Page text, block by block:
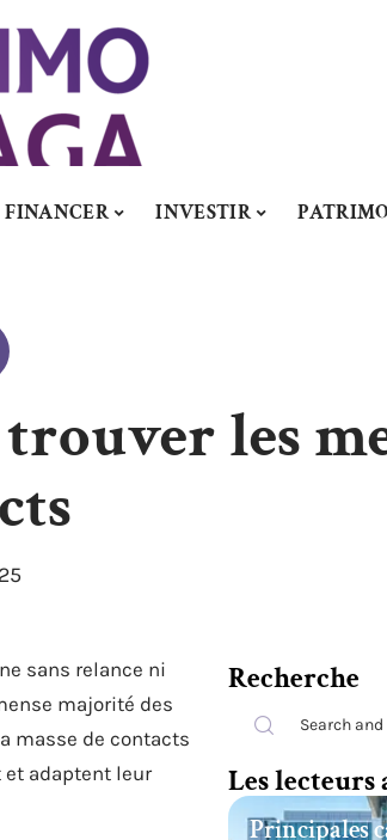
FINANCER INVESTIR
les
sans relance ni
majorité des
masse de contacts
et adaptent leur
Recherche
Les lecteurs
Principales